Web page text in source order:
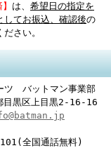
は、 希望日の指定を
してお振込、確認後の
さい。
ツ バットマン事業部
黒区上目黒2‐16‐16
全国通話無料)